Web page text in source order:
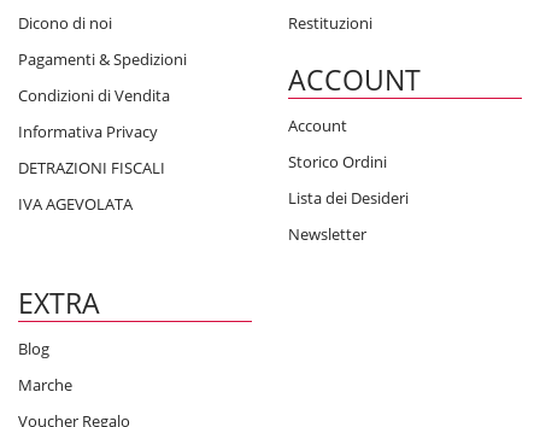
Dicono di noi
Pagamenti & Spedizioni
Condizioni di Vendita
Informativa Privacy
DETRAZIONI FISCALI
IVA AGEVOLATA
Restituzioni
ACCOUNT
Account
Storico Ordini
Lista dei Desideri
Newsletter
EXTRA
Blog
Marche
Voucher Regalo